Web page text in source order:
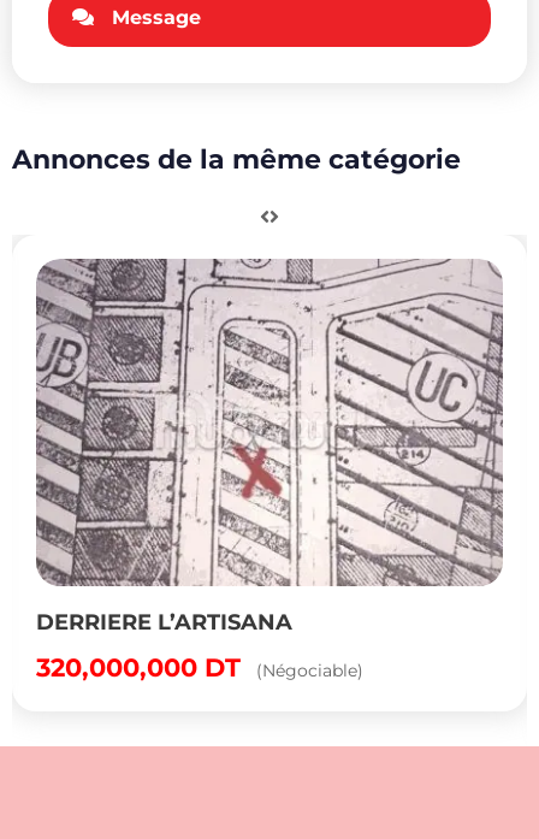
Message
Annonces de la même catégorie
DERRIERE L’ARTISANA
320,000,000 DT (Négociable)